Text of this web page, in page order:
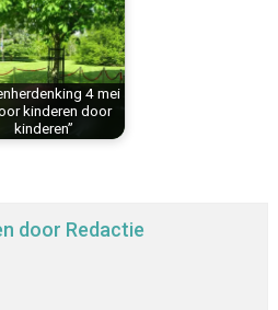
4 mei
kinderen door
kinderen”
door Redactie